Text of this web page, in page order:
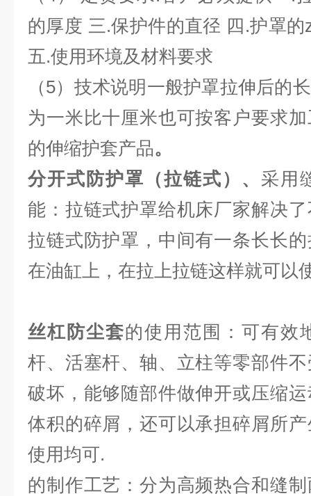
的厚度 三.保护件的直径 四.护罩
五.使用环境及材料要求
（5）技术说明一般护罩拉伸后的
为一米比十厘米也可按客户要求
的伸缩护套产品。
分开式防护罩（拉链式）、 采用
能：拉链式护罩给机床厂家解决
拉链式防护罩，中间有一条长长
在油缸上，在拉上拉链这样就可以
丝杠防尘套的使用范围：可有效
杆、活塞杆、轴、立柱等零部件
破坏，能够随部件做伸开或压缩
体积的碎屑，还可以承担碎屑所
使用均可.
的制作工艺：分为高频热合和缝